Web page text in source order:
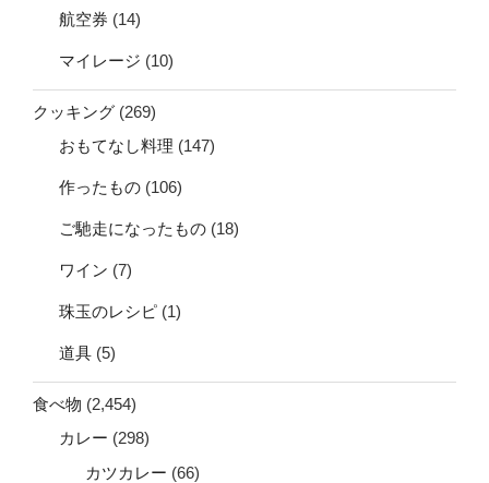
航空券 (14)
マイレージ (10)
クッキング (269)
おもてなし料理 (147)
作ったもの (106)
ご馳走になったもの (18)
ワイン (7)
珠玉のレシピ (1)
道具 (5)
食べ物 (2,454)
カレー (298)
カツカレー (66)